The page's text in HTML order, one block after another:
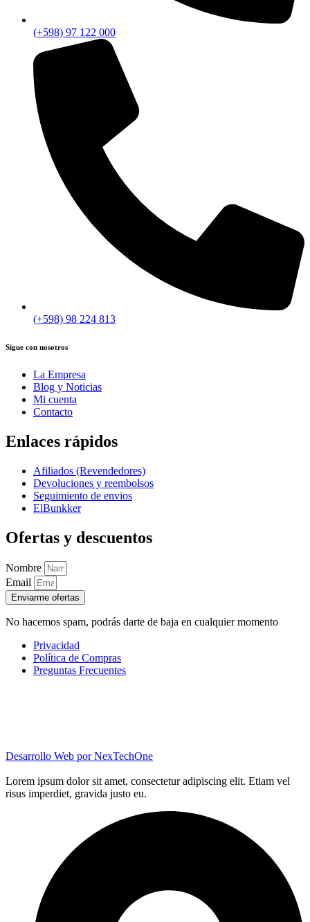
(+598) 97 122 000
(+598) 98 224 813
Sigue con nosotros
La Empresa
Blog y Noticias
Mi cuenta
Contacto
Enlaces rápidos
Afiliados (Revendedores)
Devoluciones y reembolsos
Seguimiento de envios
ElBunkker
Ofertas y descuentos
Nombre
Email
Enviarme ofertas
No hacemos spam, podrás darte de baja en cualquier momento
Privacidad
Política de Compras
Preguntas Frecuentes
Desarrollo Web porNexTechOne
Lorem ipsum dolor sit amet, consectetur adipiscing elit. Etiam vel
risus imperdiet, gravida justo eu.